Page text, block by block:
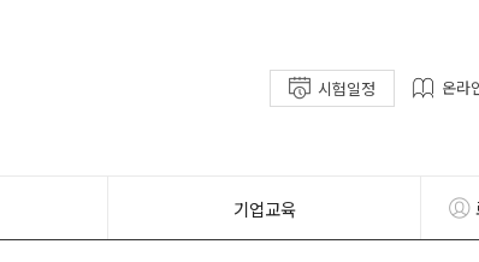
시험일정 온라
기업교육